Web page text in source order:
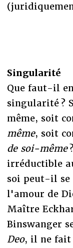
Singularité
Que faut-il
singularité ?
même, soit
même, soit
de soi-même
irréductible
soi peut-il se
l'amour de
Maître
Binswanger
Deo, il ne fait